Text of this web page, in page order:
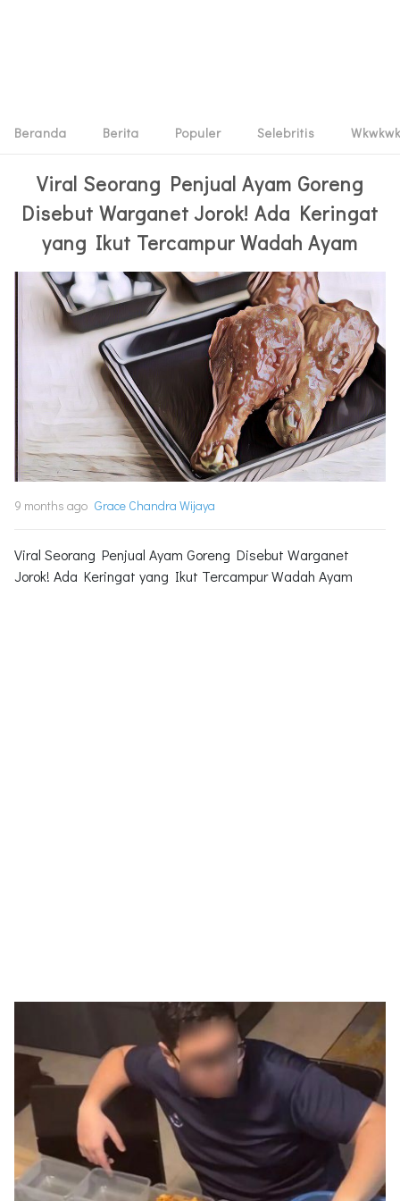
Beranda Berita Populer Selebritis Wkwkwk
Viral Seorang Penjual Ayam Goreng
Disebut Warganet Jorok! Ada Keringat
yang Ikut Tercampur Wadah Ayam
9 months ago Grace Chandra Wijaya
Viral Seorang Penjual Ayam Goreng Disebut Warganet
Jorok! Ada Keringat yang Ikut Tercampur Wadah Ayam